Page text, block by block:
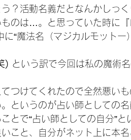
？活動名義だとなんかしっ
のは…。と思っていた時に
“魔法名（マジカルモットー
) という訳で今回は私の魔術名
つけてくれたので全然悪い
というのが占い師としての
とで“占い師としての自分”
こと、自分がネット上に本